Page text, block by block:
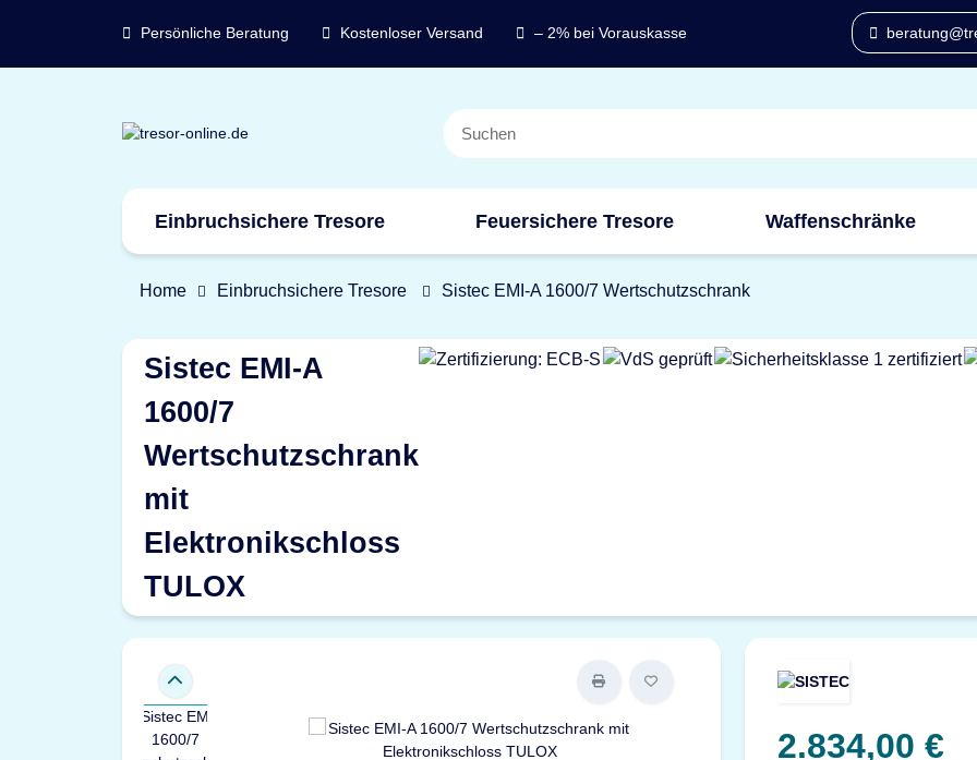
Persönliche Beratung Kostenloser Versand – 2% bei Vorauskasse
Einbruchsichere Tresore Feuersichere Tresore Waffenschränke
Marken
Home Einbruchsichere Tresore Sistec EMI-A 1600/7 Wertschutzschrank
Sistec EMI-A
1600/7
Wertschutzschrank
mit
Elektronikschloss
TULOX
2.834,00 €